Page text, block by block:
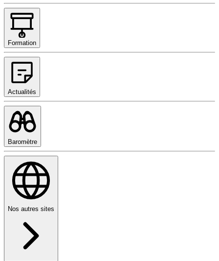
Formation
Actualités
Baromètre
Nos autres sites